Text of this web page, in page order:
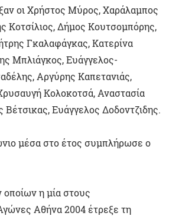
οι Χρήστος Μύρος, Χαράλαμπος
Κοτσίλιος, Δήμος Κουτσομπόρης,
Γκαλαφάγκας, Κατερίνα
Μπλιάγκος, Ευάγγελος-
Αργύρης Καπετανιάς,
Κολοκοτσά, Αναστασία
Βέτσικας, Ευάγγελος Δοδοντζιδης.
μέσα στο έτος συμπλήρωσε ο
οποίων η μία στους
Αθήνα 2004 έτρεξε τη